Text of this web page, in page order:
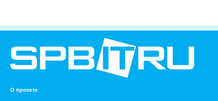
О проекте